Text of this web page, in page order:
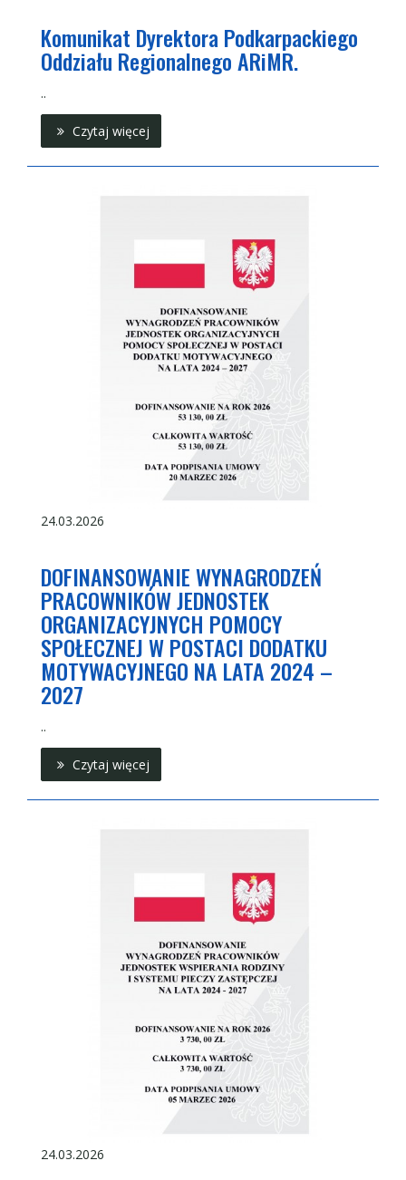
Komunikat Dyrektora Podkarpackiego
Oddziału Regionalnego ARiMR.
..
Czytaj więcej
24.03.2026
DOFINANSOWANIE WYNAGRODZEŃ
PRACOWNIKÓW JEDNOSTEK
ORGANIZACYJNYCH POMOCY
SPOŁECZNEJ W POSTACI DODATKU
MOTYWACYJNEGO NA LATA 2024 –
2027
..
Czytaj więcej
24.03.2026